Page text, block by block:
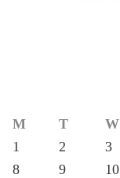
M T W
1
2 3
8
9 10